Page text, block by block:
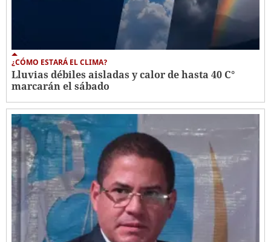
¿CÓMO ESTARÁ EL CLIMA?
Lluvias débiles aisladas y calor de hasta 40 C°
marcarán el sábado